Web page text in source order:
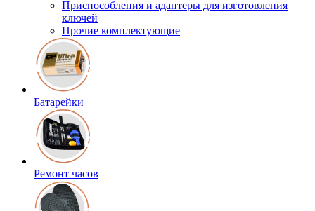
Приспособления и адаптеры для изготовления
ключей
Прочие комплектующие
Батарейки
Ремонт часов